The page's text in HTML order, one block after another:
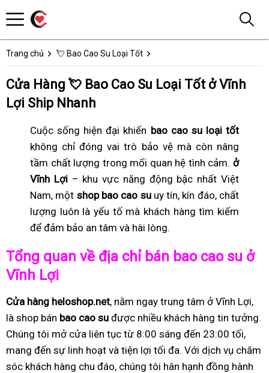
Trang chủ 💘 Bao Cao Su Loại Tốt
Cửa Hàng 💘 Bao Cao Su Loại Tốt ở Vĩnh
Lợi Ship Nhanh
Cuộc sống hiện đại khiến bao cao su loại tốt
không chỉ đóng vai trò bảo vệ mà còn nâng
tầm chất lượng trong mối quan hệ tình cảm. ở
Vĩnh Lợi– khu vực năng động bậc nhất Việt
Nam, một shop bao cao suuy tín, kín đáo, chất
lượng luôn là yếu tố mà khách hàng tìm kiếm
để đảm bảo an tâm và hài lòng.
Tổng quan về địa chỉ bán bao cao su ở
Vĩnh Lợi
Cửa hàng heloshop.net, nằm ngay trung tâm ở Vĩnh Lợi,
là shop bán bao cao su được nhiều khách hàng tin tưởng.
Chúng tôi mở cửa liên tục từ 8:00 sáng đến 23:00 tối,
mang đến sự linh hoạt và tiện lợi tối đa. Với dịch vụ chăm
sóc khách hàng chu đáo, chúng tôi hân hạnh đồng hành